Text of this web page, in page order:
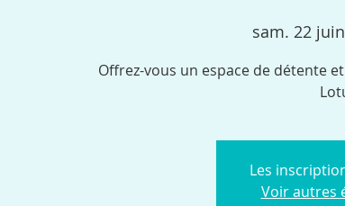
sam. 22 juin
Offrez-vous un espace de détente
Les
Voir autres